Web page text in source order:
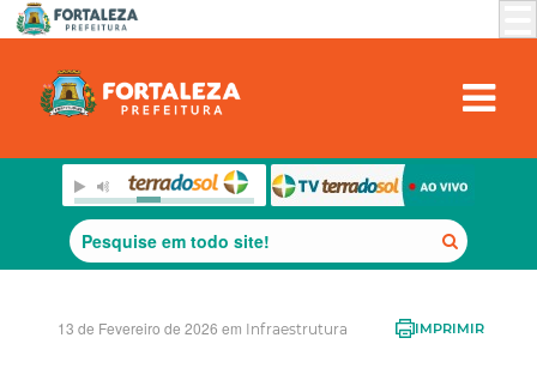
13 de Fevereiro de 2026 em Infraestrutura IMPRIMIR